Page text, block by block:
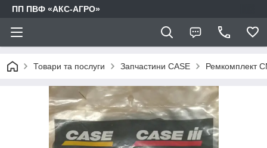
ПП ПВФ «АКС-АГРО»
Товари та послуги Запчастини CASE Ремкомплект